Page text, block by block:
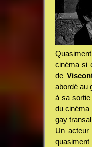
cinéma si
de
abordé au
à sa
du cinéma
gay
Un acteur